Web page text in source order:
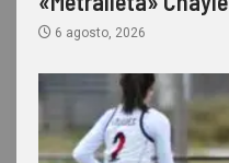
6 agosto, 2026